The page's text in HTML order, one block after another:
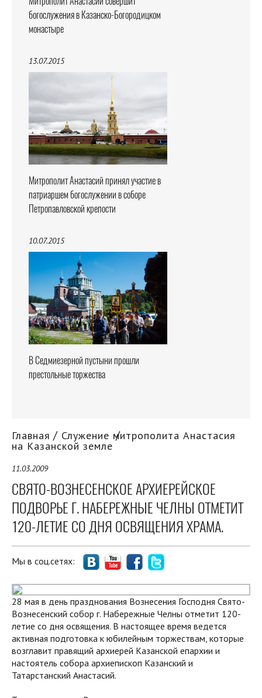
богослужения в Казанско-Богородицком
монастыре
13.07.2015
Митрополит Анастасий принял участие в
патриаршем богослужении в соборе
Петропавловской крепости
10.07.2015
В Седмиезерной пустыни прошли
престольные торжества
Главная Служение митрополита Анастасия
на Казанской земле
11.03.2009
СВЯТО-ВОЗНЕСЕНСКОЕ АРХИЕРЕЙСКОЕ
ПОДВОРЬЕ Г. НАБЕРЕЖНЫЕ ЧЕЛНЫ ОТМЕТИТ
120-ЛЕТИЕ СО ДНЯ ОСВЯЩЕНИЯ ХРАМА.
Мы в соц.сетях:
28 мая в день празднования Вознесения Господня Свято-
Вознесенский собор г. Набережные Челны отметит 120-
летие со дня освящения. В настоящее время ведется
активная подготовка к юбилейным торжествам, которые
возглавит правящий архиерей Казанской епархии и
настоятель собора архиепископ Казанский и
Татарстанский Анастасий.